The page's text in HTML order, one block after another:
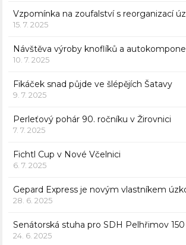
Vzpomínka na zoufalství s reorganizací
15. 7. 2025
Návštěva výroby knoflíků a
10. 7. 2025
Fikáček snad půjde ve šlépějích Šatavy
9. 7. 2025
Perleťový pohár 90. ročníku v Žirovnici
7. 7. 2025
Fichtl Cup v Nové Včelnici
6. 7. 2025
Gepard Express je novým vlastníkem
28. 6. 2025
Senátorská stuha pro SDH Pelhřimov
24. 6. 2025